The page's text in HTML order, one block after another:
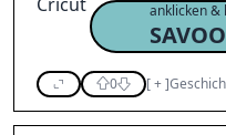
anklicken &
0 [+]